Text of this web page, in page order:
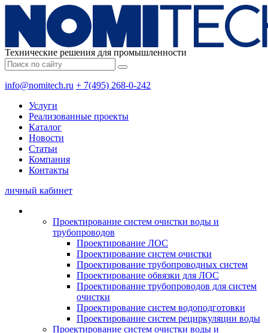
Технические решения для промышленности
info@nomitech.ru + 7(495) 268-0-242
Услуги
Реализованные проекты
Каталог
Новости
Статьи
Компания
Контакты
личный кабинет
Проектирование систем очистки воды и
трубопроводов
Проектирование ЛОС
Проектирование систем очистки
Проектирование трубопроводных систем
Проектирование обвязки для ЛОС
Проектирование трубопроводов для систем
очистки
Проектирование систем водоподготовки
Проектирование систем рециркуляции воды
Проектирование систем очистки воды и